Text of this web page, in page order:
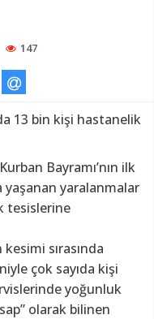
147
13 bin kişi hastanelik
Bayramı’nın ilk
yaşanan yaralanmalar
tesislerine
sırasında
çok sayıda kişi
yoğunluk
olarak bilinen